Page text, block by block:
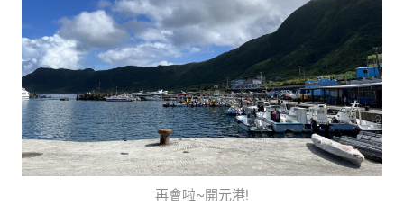
位有限，20個機位分成三個部分，一部份要保留給島上
居民，一部份要開放網路訂票，一部份電話訂票，非常難
搶～ 但如果真的沒有機位的話，坐船我也可以的。（這
次為了體驗乘風破浪，我都沒有吃暈船藥，狀態非常良
好，非常享受海浪的起起伏伏，真的是怪人！）